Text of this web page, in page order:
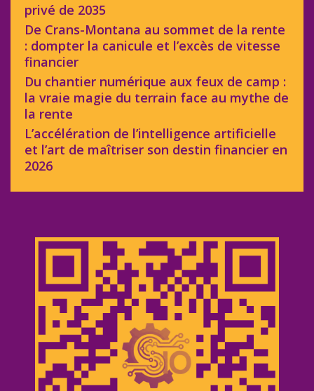
privé de 2035
De Crans-Montana au sommet de la rente
: dompter la canicule et l’excès de vitesse
financier
Du chantier numérique aux feux de camp :
la vraie magie du terrain face au mythe de
la rente
L’accélération de l’intelligence artificielle
et l’art de maîtriser son destin financier en
2026